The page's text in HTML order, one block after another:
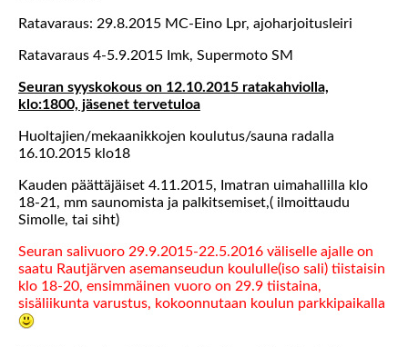
Ratavaraus: 29.8.2015 MC-Eino Lpr, ajoharjoitusleiri
Ratavaraus 4-5.9.2015 Imk, Supermoto SM
Seuran syyskokous on 12.10.2015 ratakahviolla,
klo:1800, jäsenet tervetuloa
Huoltajien/mekaanikkojen koulutus/sauna radalla
16.10.2015 klo18
Kauden päättäjäiset 4.11.2015, Imatran uimahallilla klo
18-21, mm saunomista ja palkitsemiset,( ilmoittaudu
Simolle, tai siht)
Seuran salivuoro 29.9.2015-22.5.2016 väliselle ajalle on
saatu Rautjärven asemanseudun koululle(iso sali) tiistaisin
klo 18-20, ensimmäinen vuoro on 29.9 tiistaina,
sisäliikunta varustus, kokoonnutaan koulun parkkipaikalla